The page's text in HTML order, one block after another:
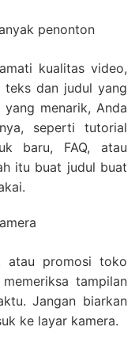
penonton
kualitas video,
dan judul yang
menarik, Anda
seperti tutorial
baru, FAQ, atau
itu buat judul buat
atau promosi toko
tampilan
Jangan biarkan
ke layar kamera.